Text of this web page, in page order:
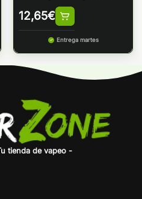
12,65€
Entrega martes
tienda de vapeo -